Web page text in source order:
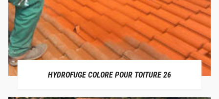
HYDROFUGE COLORE POUR TOITURE 26